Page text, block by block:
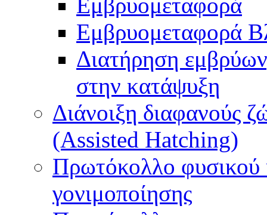
Εμβρυομεταφορά
Διατήρηση
στην κατάψυξη
Διάνοιξη διαφανούς
(Assisted Hatching)
Πρωτόκολλο φυσικού
γονιμοποίησης